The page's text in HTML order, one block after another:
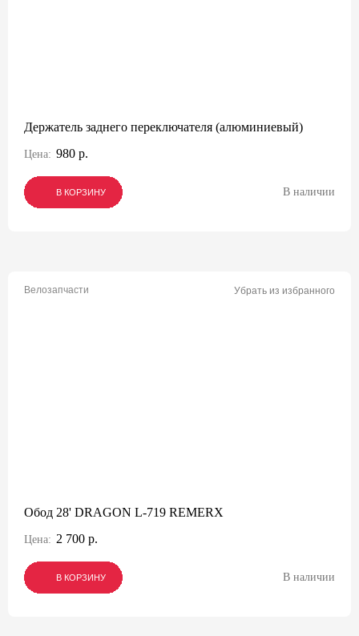
Держатель заднего переключателя (алюминиевый)
Цена: 980 р.
В КОРЗИНУ
В КОРЗИНУ
В КОРЗИНУ В наличии
Велозапчасти Убрать из избранного
Обод 28' DRAGON L-719 REMERX
Цена: 2 700 р.
В КОРЗИНУ
В КОРЗИНУ
В КОРЗИНУ В наличии